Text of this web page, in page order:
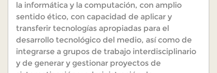
la informática y la computación, con amplio
sentido ético, con capacidad de aplicar y
transferir tecnologías apropiadas para el
desarrollo tecnológico del medio, así como de
integrarse a grupos de trabajo interdisciplinario
y de generar y gestionar proyectos de